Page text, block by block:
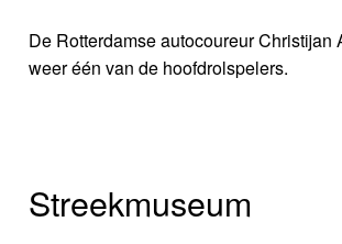
De Rotterdamse autocoureur Christijan
weer één van de hoofdrolspelers.
Streekmuseum